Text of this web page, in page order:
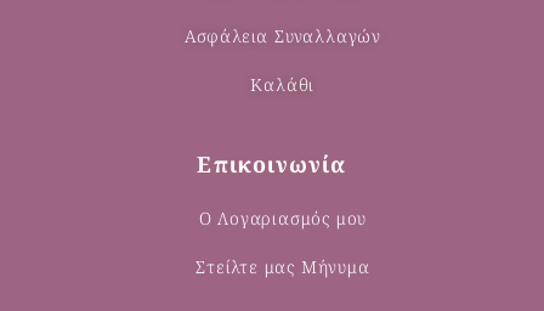
Ασφάλεια Συναλλαγών
Καλάθι
Επικοινωνία
Ο Λογαριασμός μου
Στείλτε μας Μήνυμα